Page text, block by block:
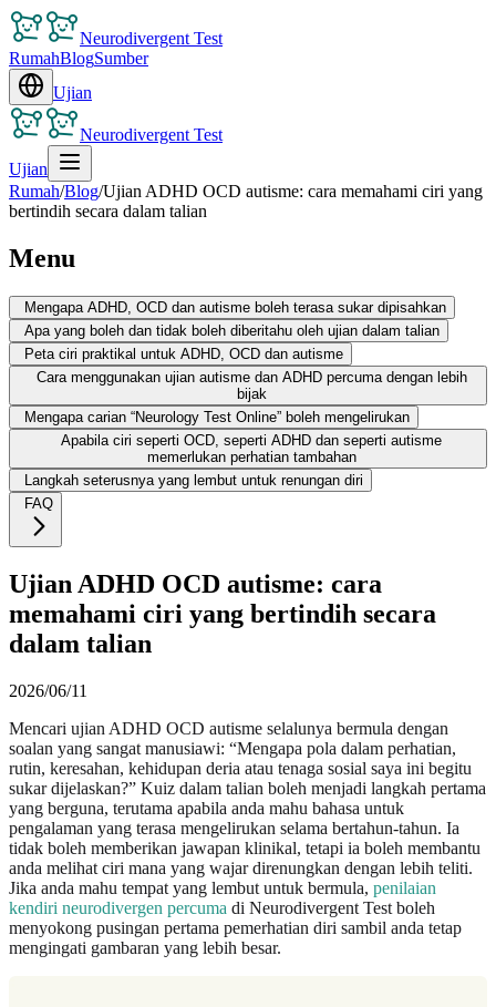
Neurodivergent Test
RumahBlogSumber
Ujian
Neurodivergent Test
Ujian
Rumah/Blog/Ujian ADHD OCD autisme: cara memahami ciri yang
bertindih secara dalam talian
Menu
Mengapa ADHD, OCD dan autisme boleh terasa sukar dipisahkan
Apa yang boleh dan tidak boleh diberitahu oleh ujian dalam talian
Peta ciri praktikal untuk ADHD, OCD dan autisme
Cara menggunakan ujian autisme dan ADHD percuma dengan lebih
bijak
Mengapa carian “Neurology Test Online” boleh mengelirukan
Apabila ciri seperti OCD, seperti ADHD dan seperti autisme
memerlukan perhatian tambahan
Langkah seterusnya yang lembut untuk renungan diri
FAQ
Ujian ADHD OCD autisme: cara
memahami ciri yang bertindih secara
dalam talian
2026/06/11
Mencari ujian ADHD OCD autisme selalunya bermula dengan
soalan yang sangat manusiawi: “Mengapa pola dalam perhatian,
rutin, keresahan, kehidupan deria atau tenaga sosial saya ini begitu
sukar dijelaskan?” Kuiz dalam talian boleh menjadi langkah pertama
yang berguna, terutama apabila anda mahu bahasa untuk
pengalaman yang terasa mengelirukan selama bertahun-tahun. Ia
tidak boleh memberikan jawapan klinikal, tetapi ia boleh membantu
anda melihat ciri mana yang wajar direnungkan dengan lebih teliti.
Jika anda mahu tempat yang lembut untuk bermula, penilaian
kendiri neurodivergen percuma di Neurodivergent Test boleh
menyokong pusingan pertama pemerhatian diri sambil anda tetap
mengingati gambaran yang lebih besar.